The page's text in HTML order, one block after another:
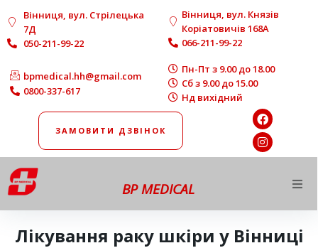
Вінниця, вул. Стрілецька
7Д
050-211-99-22
Вінниця, вул. Князів
Коріатовичів 168A
066-211-99-22
bpmedical.hh@gmail.com
0800-337-617
Пн-Пт з 9.00 до 18.00
Сб з 9.00 до 15.00
Нд вихідний
ЗАМОВИТИ ДЗВІНОК
BP MEDICAL
Лікування раку шкіри у Вінниці